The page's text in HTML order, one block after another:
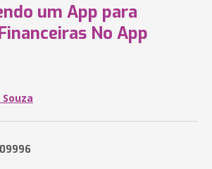
um App para
No App